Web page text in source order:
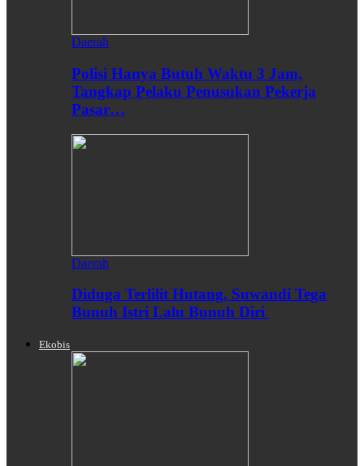
Daerah
Polisi Hanya Butuh Waktu 3 Jam,
Tangkap Pelaku Penusukan Pekerja
Pasar…
Daerah
Diduga Terlilit Hutang, Suwandi Tega
Bunuh Istri Lalu Bunuh Diri
Ekobis